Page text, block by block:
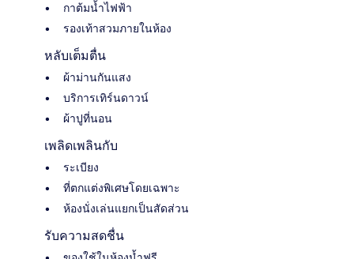
กาต้มน้ำไฟฟ้า
รองเท้าสวมภายในห้อง
หลับเต็มตื่น
ผ้าม่านกันแสง
บริการเทิร์นดาวน์
ผ้าปูที่นอน
เพลิดเพลินกับ
ระเบียง
ที่ตกแต่งพิเศษโดยเฉพาะ
ห้องนั่งเล่นแยกเป็นสัดส่วน
รับความสดชื่น